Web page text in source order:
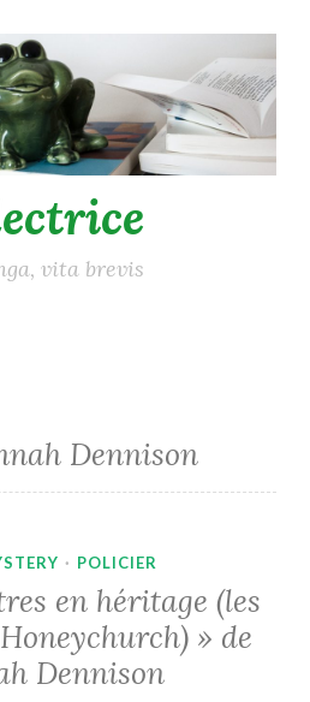
vita brevis
Dennison
· POLICIER
en héritage (les
» de
Dennison